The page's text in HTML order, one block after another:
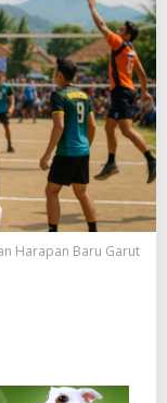
Harapan Baru Garut